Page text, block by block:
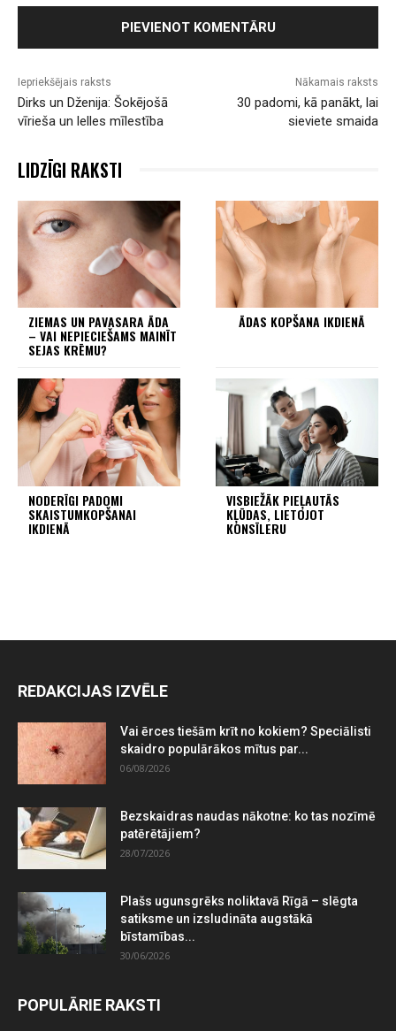
Iepriekšējais raksts
Dirks un Dženija: Šokējošā
vīrieša un lelles mīlestība
Nākamais raksts
30 padomi, kā panākt, lai
sieviete smaida
LIDZĪGI RAKSTI
ZIEMAS UN PAVASARA ĀDA
– VAI NEPIECIEŠAMS MAINĪT
SEJAS KRĒMU?
ĀDAS KOPŠANA IKDIENĀ
NODERĪGI PADOMI
SKAISTUMKOPŠANAI
IKDIENĀ
VISBIEŽĀK PIEĻAUTĀS
KĻŪDAS, LIETOJOT
KONSĪLERU
REDAKCIJAS IZVĒLE
Vai ērces tiešām krīt no kokiem? Speciālisti
skaidro populārākos mītus par...
06/08/2026
Bezskaidras naudas nākotne: ko tas nozīmē
patērētājiem?
28/07/2026
Plašs ugunsgrēks noliktavā Rīgā – slēgta
satiksme un izsludināta augstākā
bīstamības...
30/06/2026
POPULĀRIE RAKSTI